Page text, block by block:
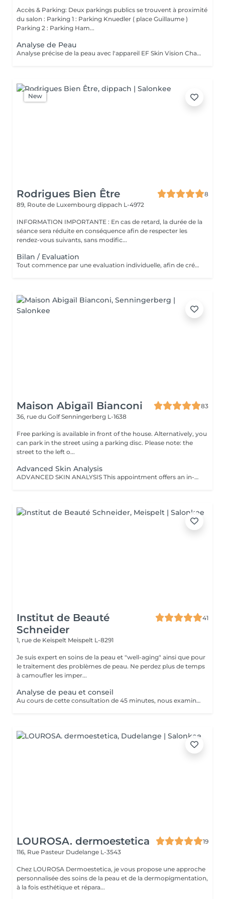
Accès & Parking: Deux parkings publics se trouvent à proximité
du salon : Parking 1 : Parking Knuedler ( place Guillaume )
Parking 2 : Parking Ham...
Analyse de Peau
Analyse précise de la peau avec l'appareil EF Skin Vision Chaque peau étant unique, nous analysons ensemble les besoins actuels de votre peau. L'appareil diagnostic effectue une analyse complète. Il détermine l'identité de votre peau en quelques minutes, en se basant sur 9 paramètres spécifiques: hydratation, excès de sébum, élasticité, desquamation, pores, taches pigmentaires, rides pattes d'oie, rides du front, couperose.
New
Rodrigues Bien Être
8
89, Route de Luxembourg dippach L-4972
INFORMATION IMPORTANTE : En cas de retard, la durée de la
séance sera réduite en conséquence afin de respecter les
rendez-vous suivants, sans modific...
Bilan / Evaluation
Tout commence par une evaluation individuelle, afin de créer un accompagnement unique axé sur le confort, l'estimede soi et la qualité de vie.
Maison Abigaïl Bianconi
83
36, rue du GolfSenningerberg L-1638
Free parking is available in front of the house. Alternatively, you
can park in the street using a parking disc. Please note: the
street to the left o...
Advanced Skin Analysis
ADVANCED SKIN ANALYSIS This appointment offers an in-depth skin analysis, combining professional expertise with technology-assisted diagnostics. With this analysis tool, it is possible to precisely observe the skin's true condition and identify various concerns such as dehydration, sensitivity, imperfections, enlarged pores, pigmentation spots, UV damage, or early signs of aging. This approach goes beyond traditional observation, providing a reliable and accurate diagnosis. At the end of the appointment, a personalized care plan is proposed to guide you toward the most appropriate treatments or protocols. An essential appointment to better understand your skin and implement a targeted, coherent, and effective skincare strategy. DEDUCTIBLE WHEN STARTING A PROTOCOL OR PURCHASING SUITABLE PRODUCTS (from 3 products).
Institut de Beauté
Schneider
41
1, rue de Keispelt Meispelt L-8291
Je suis expert en soins de la peau et "well-aging" ainsi que pour
le traitement des problèmes de peau. Ne perdez plus de temps
à camoufler les imper...
Analyse de peau et conseil
Au cours de cette consultation de 45 minutes, nous examinons les besoins de ta peau et déterminons quels produits de notre gamme te conviennent le mieux. La consultation coûte 50 €, mais ce montant t'est entièrement remboursé si tu achètes des produits pour un montant minimum de 50 €. En d'autres termes, si tu choisis les produits qui te conviennent, ce rendez-vous est gratuit pour toi.
LOUROSA. dermoestetica
19
116, Rue Pasteur Dudelange L-3543
Chez LOUROSA Dermoestetica, je vous propose une approche
personnalisée des soins de la peau et de la dermopigmentation,
à la fois esthétique et répara...